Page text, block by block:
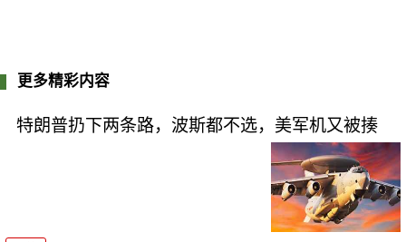
更多精彩内容
特朗普扔下两条路，波斯都不选，美军机又被揍